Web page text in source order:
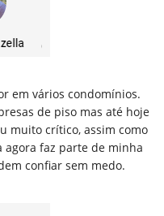
em vários condomínios.
de piso mas até hoje
muito crítico, assim como
agora faz parte de minha
confiar sem medo.